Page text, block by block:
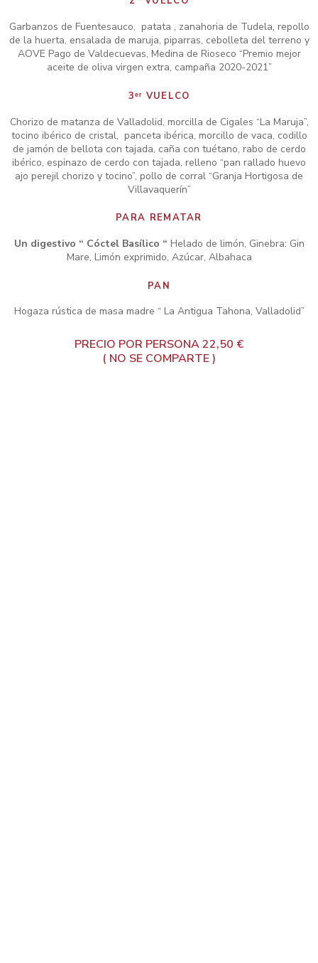
Garbanzos de Fuentesauco, patata , zanahoria de Tudela, repollo
de la huerta, ensalada de maruja, piparras, cebolleta del terreno y
AOVE Pago de Valdecuevas, Medina de Rioseco “Premio mejor
aceite de oliva virgen extra, campaña 2020-2021”
3ᵉʳ VUELCO
Chorizo de matanza de Valladolid, morcilla de Cigales “La Maruja”,
tocino ibérico de cristal, panceta ibérica, morcillo de vaca, codillo
de jamón de bellota con tajada, caña con tuétano, rabo de cerdo
ibérico, espinazo de cerdo con tajada, relleno “pan rallado huevo
ajo perejil chorizo y tocino”, pollo de corral “Granja Hortigosa de
Villavaquerín”
PARA REMATAR
Un digestivo “ Cóctel Basílico “ Helado de limón, Ginebra: Gin
Mare, Limón exprimido, Azúcar, Albahaca
PAN
Hogaza rústica de masa madre “ La Antigua Tahona, Valladolid”
PRECIO POR PERSONA 22,50 €
( NO SE COMPARTE )